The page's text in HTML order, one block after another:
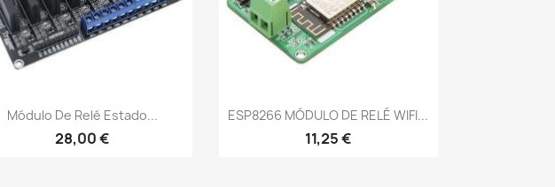
Vista rápida
Módulo De Relé Estado...
28,00 €
Vista rápida
ESP8266 MÓDULO DE RELÉ WIFI...
11,25 €